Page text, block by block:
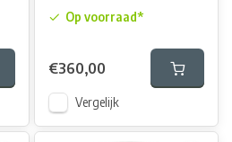
Op voorraad*
€360,00
Vergelijk